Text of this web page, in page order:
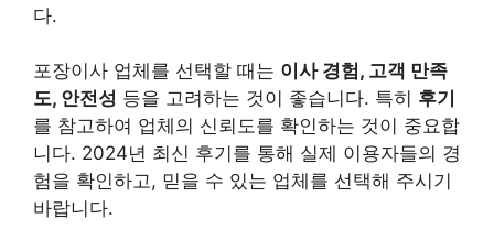
다.
포장이사 업체를 선택할 때는 이사 경험, 고객 만족
도, 안전성 등을 고려하는 것이 좋습니다. 특히 후기
를 참고하여 업체의 신뢰도를 확인하는 것이 중요합
니다. 2024년 최신 후기를 통해 실제 이용자들의 경
험을 확인하고, 믿을 수 있는 업체를 선택해 주시기
바랍니다.